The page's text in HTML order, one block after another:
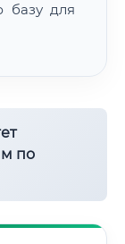
базу для
по